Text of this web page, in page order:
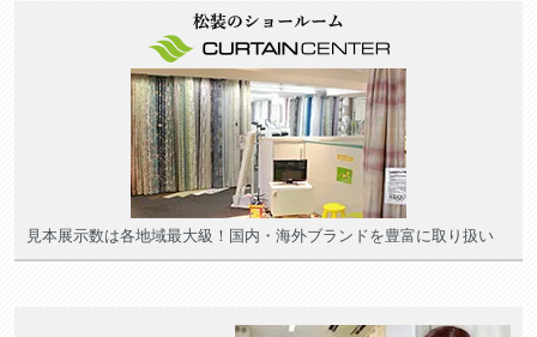
見本展示数は各地域最大級！国内・海外ブランドを豊富に取り扱い